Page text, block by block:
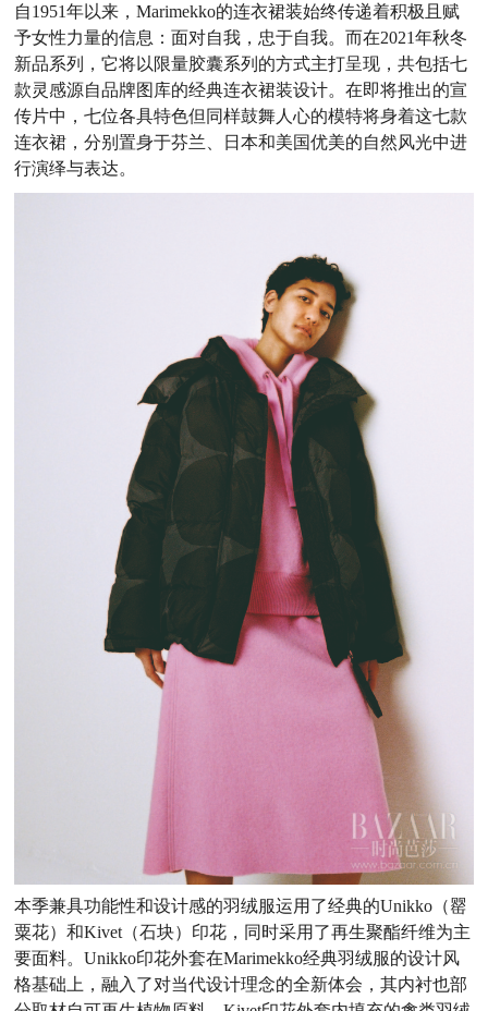
自1951年以来，Marimekko的连衣裙装始终传递着积极且赋
予女性力量的信息：面对自我，忠于自我。而在2021年秋冬
新品系列，它将以限量胶囊系列的方式主打呈现，共包括七
款灵感源自品牌图库的经典连衣裙装设计。在即将推出的宣
传片中，七位各具特色但同样鼓舞人心的模特将身着这七款
连衣裙，分别置身于芬兰、日本和美国优美的自然风光中进
行演绎与表达。
本季兼具功能性和设计感的羽绒服运用了经典的Unikko（罂
粟花）和Kivet（石块）印花，同时采用了再生聚酯纤维为主
要面料。Unikko印花外套在Marimekko经典羽绒服的设计风
格基础上，融入了对当代设计理念的全新体会，其内衬也部